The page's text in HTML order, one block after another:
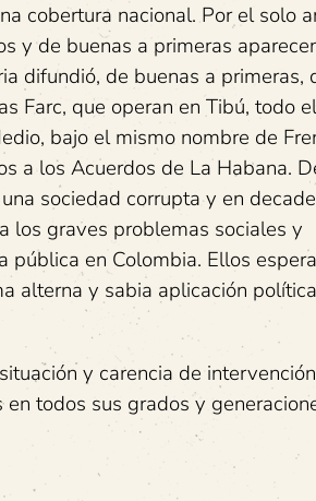
cobertura nacional. Por el solo
y de buenas a primeras
difundió, de buenas a primeras,
Farc, que operan en Tibú, todo el
bajo el mismo nombre de
a los Acuerdos de La Habana.
sociedad corrupta y en
los graves problemas sociales y
en Colombia. Ellos
alterna y sabia aplicación
y carencia de intervención
todos sus grados y